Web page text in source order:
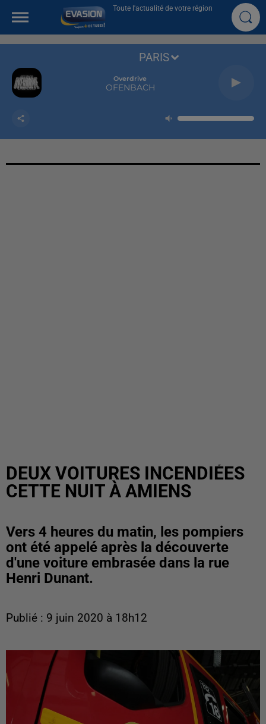
Toute l'actualité de votre région
Overdrive
OFENBACH
PARIS
DEUX VOITURES INCENDIÉES
CETTE NUIT À AMIENS
Vers 4 heures du matin, les pompiers
ont été appelé après la découverte
d'une voiture embrasée dans la rue
Henri Dunant.
Publié : 9 juin 2020 à 18h12